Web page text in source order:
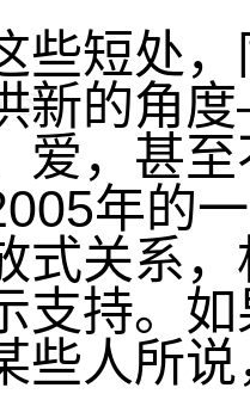
些短处
新的角
爱，甚
年的
式关系
支持。
些人所